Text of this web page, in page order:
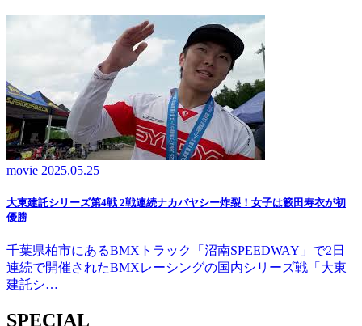
movie 2025.05.25
大東建託シリーズ第4戦 2戦連続ナカバヤシー炸裂！女子は籔田寿衣が初
優勝
千葉県柏市にあるBMXトラック「沼南SPEEDWAY」で2日
連続で開催されたBMXレーシングの国内シリーズ戦「大東
建託シ…
SPECIAL